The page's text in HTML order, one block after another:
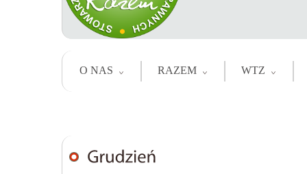
O NAS RAZEM WTZ